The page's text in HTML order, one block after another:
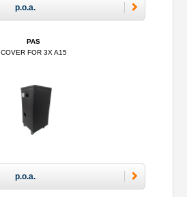
p.o.a.
PAS
COVER FOR 3X A15
p.o.a.